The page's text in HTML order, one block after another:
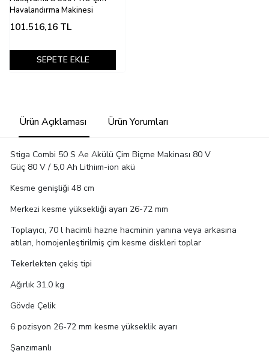
Havalandırma Makinesi
101.516,16 TL
SEPETE EKLE
Ürün Açıklaması Ürün Yorumları
Stiga Combi 50 S Ae Akülü Çim Biçme Makinası 80 V
Güç 80 V / 5,0 Ah Lithiım-ion akü
Kesme genişliği 48 cm
Merkezi kesme yüksekliği ayarı 26-72 mm
Toplayıcı, 70 l hacimli hazne hacminin yanına veya arkasına
atılan, homojenleştirilmiş çim kesme diskleri toplar
Tekerlekten çekiş tipi
Ağırlık 31.0 kg
Gövde Çelik
6 pozisyon 26-72 mm kesme yükseklik ayarı
Şanzımanlı